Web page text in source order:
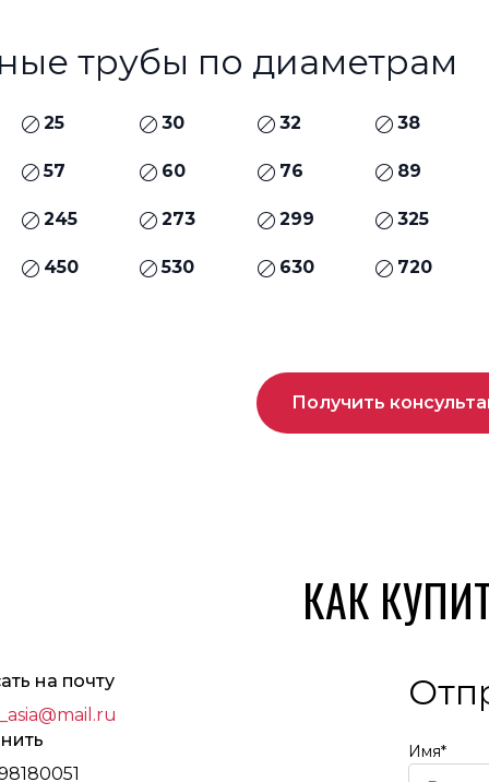
трубы по диаметрам
25 30 32 38
57 60 76 89
245 273 299 325
450 530 630 720
Получить
КАК
на почту
Имя*